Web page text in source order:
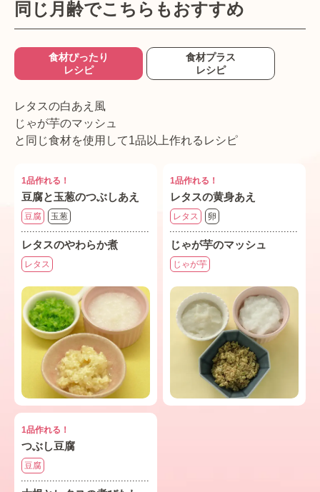
同じ月齢でこちらもおすすめ
食材ぴったり
レシピ
食材プラス
レシピ
レタスの白あえ風
じゃが芋のマッシュ
と同じ食材を使用して1品以上作れるレシピ
1品作れる！
豆腐と玉葱のつぶしあえ
豆腐 玉葱
レタスのやわらか煮
レタス
1品作れる！
レタスの黄身あえ
レタス 卵
じゃが芋のマッシュ
じゃが芋
1品作れる！
つぶし豆腐
豆腐